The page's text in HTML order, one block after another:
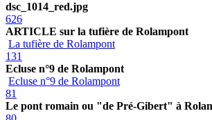
dsc_1014_red.jpg
626
ARTICLE sur la tufière de Rolampont
La tufière de Rolampont
131
Ecluse n°9 de Rolampont
Ecluse n°9 de Rolampont
81
Le pont romain ou "de Pré-Gibert" à